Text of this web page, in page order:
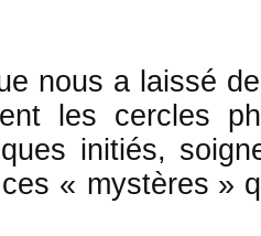
nous a laissé
les cercles
initiés,
« mystères »